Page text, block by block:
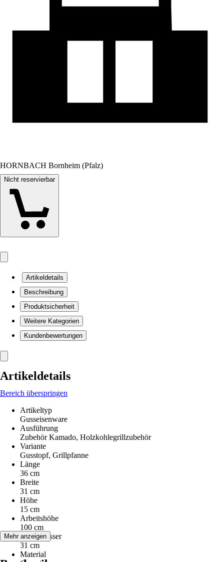
HORNBACH Bornheim (Pfalz)
Nicht reservierbar
Artikeldetails
Beschreibung
Produktsicherheit
Weitere Kategorien
Kundenbewertungen
Artikeldetails
Bereich überspringen
Artikeltyp
Gusseisenware
Ausführung
Zubehör Kamado, Holzkohlegrillzubehör
Variante
Gusstopf, Grillpfanne
Länge
36 cm
Breite
31 cm
Höhe
15 cm
Arbeitshöhe
100 cm
Durchmesser
31 cm
Material
Mehr anzeigen